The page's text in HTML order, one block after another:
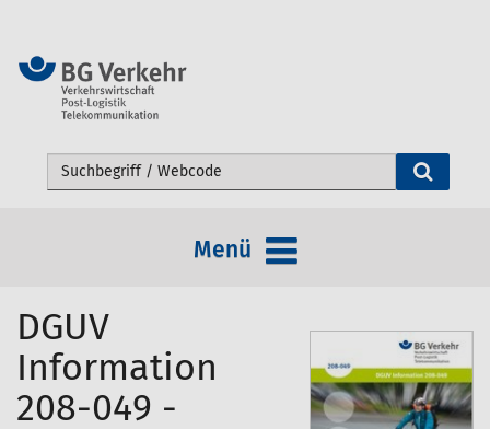
Webseite durchsuchen
Menü
DGUV
Information
208-049 -